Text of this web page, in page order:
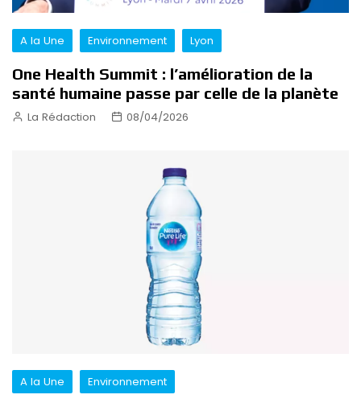
A la Une Environnement Lyon
One Health Summit : l’amélioration de la
santé humaine passe par celle de la planète
La Rédaction 08/04/2026
A la Une Environnement